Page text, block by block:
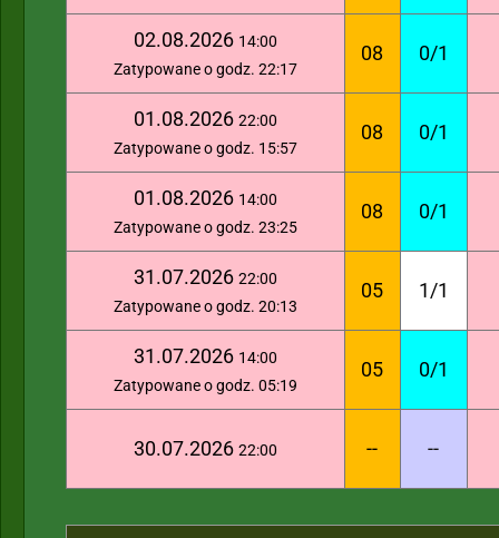
02.08.2026 14:00
Zatypowane o godz. 22:17
08 0/1
01.08.2026 22:00
Zatypowane o godz. 15:57
08 0/1
01.08.2026 14:00
Zatypowane o godz. 23:25
08 0/1
31.07.2026 22:00
Zatypowane o godz. 20:13
05 1/1
31.07.2026 14:00
Zatypowane o godz. 05:19
05 0/1
30.07.2026 22:00 -- --